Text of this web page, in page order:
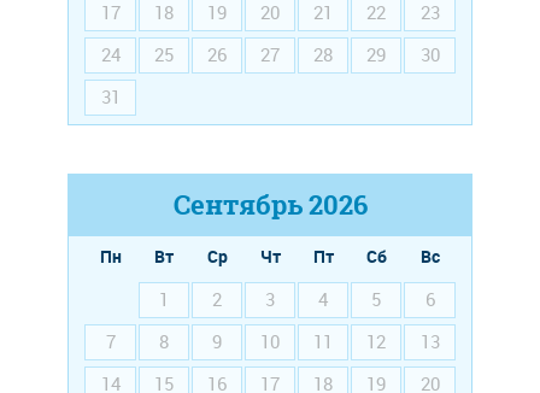
17
18 19 20 21 22
23
24
25 26 27 28 29
30
31
Сентябрь2026
Пн Вт Ср Чт Пт Сб
Вс
1
2 3 4 5
6
7
8 9 10 11 12
13
14
15 16 17 18 19
20